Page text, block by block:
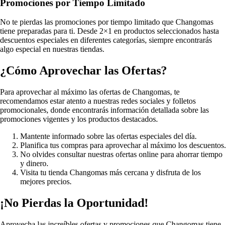
Promociones por Tiempo Limitado
No te pierdas las promociones por tiempo limitado que Changomas
tiene preparadas para ti. Desde 2×1 en productos seleccionados hasta
descuentos especiales en diferentes categorías, siempre encontrarás
algo especial en nuestras tiendas.
¿Cómo Aprovechar las Ofertas?
Para aprovechar al máximo las ofertas de Changomas, te
recomendamos estar atento a nuestras redes sociales y folletos
promocionales, donde encontrarás información detallada sobre las
promociones vigentes y los productos destacados.
Mantente informado sobre las ofertas especiales del día.
Planifica tus compras para aprovechar al máximo los descuentos.
No olvides consultar nuestras ofertas online para ahorrar tiempo
y dinero.
Visita tu tienda Changomas más cercana y disfruta de los
mejores precios.
¡No Pierdas la Oportunidad!